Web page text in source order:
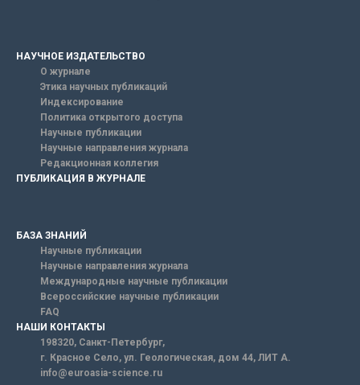
НАУЧНОЕ ИЗДАТЕЛЬСТВО
О журнале
Этика научных публикаций
Индексирование
Политика открытого доступа
Научные публикации
Научные направления журнала
Редакционная коллегия
ПУБЛИКАЦИЯ В ЖУРНАЛЕ
БАЗА ЗНАНИЙ
Научные публикации
Научные направления журнала
Международные научные публикации
Всероссийские научные публикации
FAQ
НАШИ КОНТАКТЫ
198320, Санкт-Петербург,
г. Красное Село, ул. Геологическая, дом 44, ЛИТ А.
info@euroasia-science.ru